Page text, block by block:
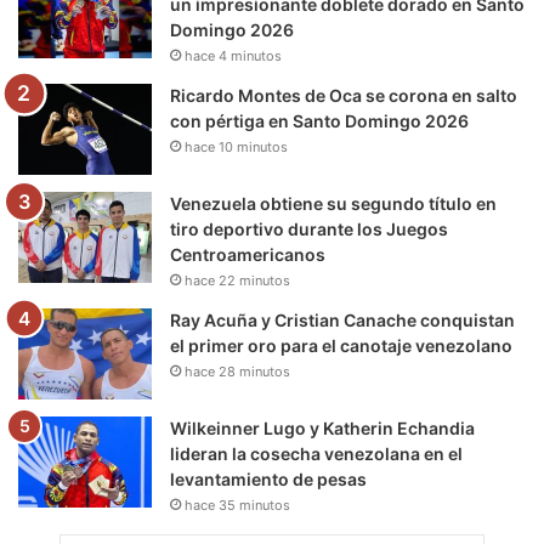
k
m
Domingo 2026
hace 4 minutos
Ricardo Montes de Oca se corona en salto
con pértiga en Santo Domingo 2026
hace 10 minutos
Venezuela obtiene su segundo título en
tiro deportivo durante los Juegos
Centroamericanos
hace 22 minutos
Ray Acuña y Cristian Canache conquistan
el primer oro para el canotaje venezolano
hace 28 minutos
Wilkeinner Lugo y Katherin Echandia
lideran la cosecha venezolana en el
levantamiento de pesas
hace 35 minutos